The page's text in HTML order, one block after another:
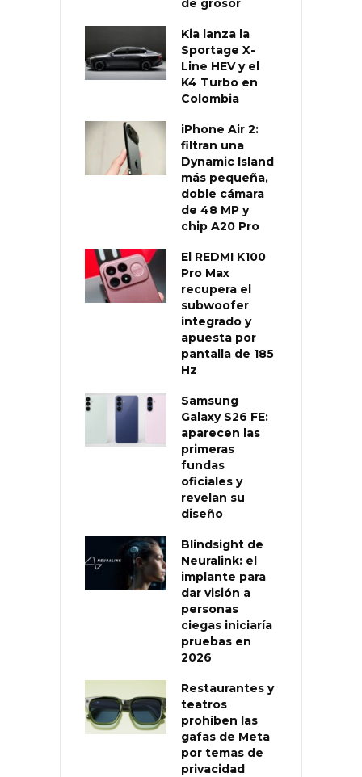
Kia lanza la
Sportage X-
Line HEV y el
K4 Turbo en
Colombia
iPhone Air 2:
filtran una
Dynamic Island
más pequeña,
doble cámara
de 48 MP y
chip A20 Pro
El REDMI K100
Pro Max
recupera el
subwoofer
integrado y
apuesta por
pantalla de 185
Hz
Samsung
Galaxy S26 FE:
aparecen las
primeras
fundas
oficiales y
revelan su
diseño
Blindsight de
Neuralink: el
implante para
dar visión a
personas
ciegas iniciaría
pruebas en
2026
Restaurantes y
teatros
prohíben las
gafas de Meta
por temas de
privacidad